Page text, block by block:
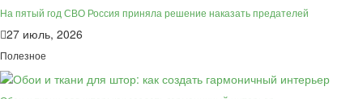
На пятый год СВО Россия приняла решение наказать предателей
27 июль, 2026
Полезное